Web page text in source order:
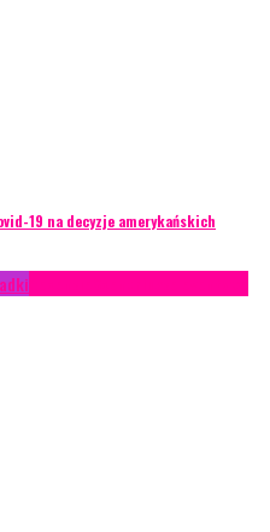
19 na decyzje amerykańskich